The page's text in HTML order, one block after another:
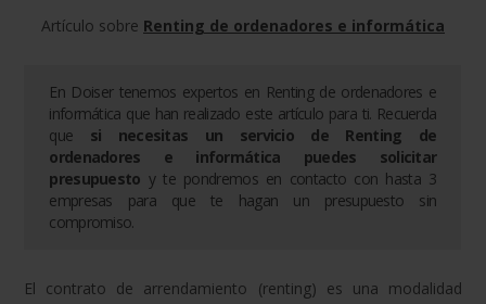
Artículo sobre Renting de ordenadores e informática
En Doiser tenemos expertos en Renting de ordenadores e
informática que han realizado este artículo para ti. Recuerda
que si necesitas un servicio de Renting de
ordenadores e informática puedes solicitar
presupuesto y te pondremos en contacto con hasta 3
empresas para que te hagan un presupuesto sin
compromiso.
El contrato de arrendamiento (renting) es una modalidad